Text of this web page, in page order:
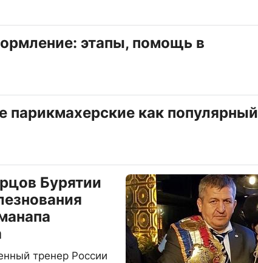
этапы, помощь в
парикмахерские как популярный
Бурятии
тренер России